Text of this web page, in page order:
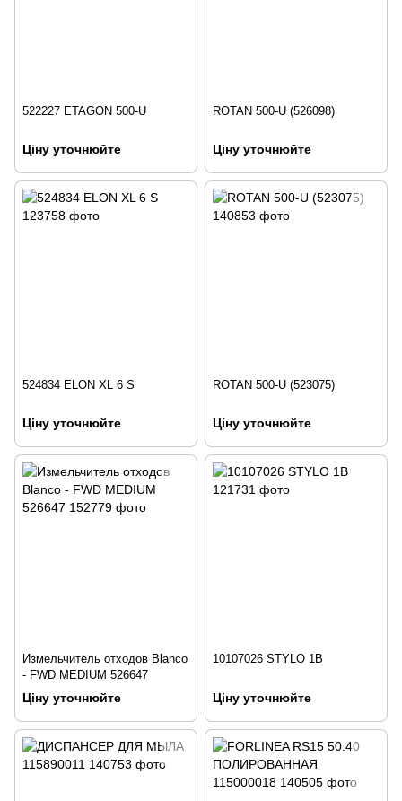
522227 ETAGON 500-U
Ціну уточнюйте
ROTAN 500-U (526098)
Ціну уточнюйте
524834 ELON XL 6 S
Ціну уточнюйте
ROTAN 500-U (523075)
Ціну уточнюйте
Измельчитель отходов Blanco
- FWD MEDIUM 526647
Ціну уточнюйте
10107026 STYLO 1B
Ціну уточнюйте